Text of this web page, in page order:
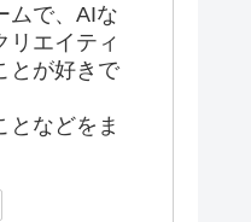
ムで、AIな
リエイティ
とが好きで
となどをま